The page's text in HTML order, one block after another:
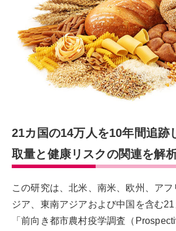
21カ国の14万人を10年間追跡
取量と健康リスクの関連を解
この研究は、北米、南米、欧州、ア
ジア、東南アジアおよび中国を含む21
「前向き都市農村疫学調査（